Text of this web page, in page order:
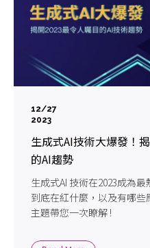
12/27
2023
生成式AI技術大爆發！
的AI趨勢
生成式AI 技術在2023成為
到底在紅什麼，以及有哪些
主題帶您一次瞭解 !